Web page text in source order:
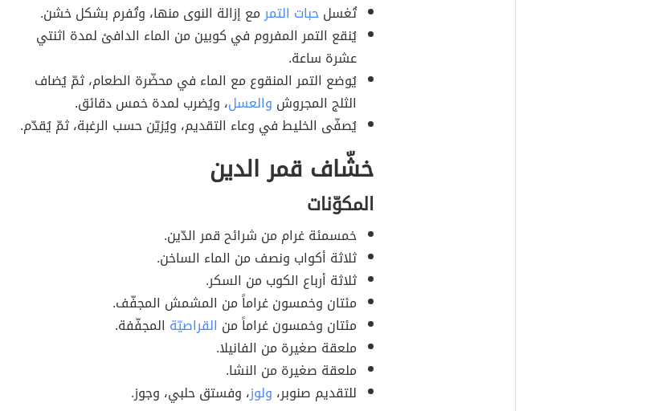
تُغسلحبات التمرمع إزالة النوى منها، وتُفرم بشكل خشن.
يُنقع التمر المفروم في كوبين من الماء الدافئ لمدة اثنتي
عشرة ساعة.
يُوضع التمر المنقوع مع الماء في محضّرة الطعام، ثمّ يُضاف
الثلج المجروش والعسل، ويُضرب لمدة خمس دقائق.
يُصفّى الخليط في وعاء التقديم، ويُزيّن حسب الرغبة، ثمّ يُقدّم.
خشّاف قمر الدين
المكوّنات
خمسمئة غرام من شرائح قمر الدّين.
ثلاثة أكواب ونصف من الماء الساخن.
ثلاثة أرباع الكوب من السكر.
مئتان وخمسون غراماً من المشمش المجفّف.
مئتان وخمسون غراماً من القراصيّة المجفّفة.
ملعقة صغيرة من الفانيلا.
ملعقة صغيرة من النشا.
للتقديم صنوبر، ولوز، وفستق حلبي، وجوز.